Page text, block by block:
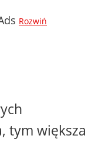
Rozwiń
tym większa